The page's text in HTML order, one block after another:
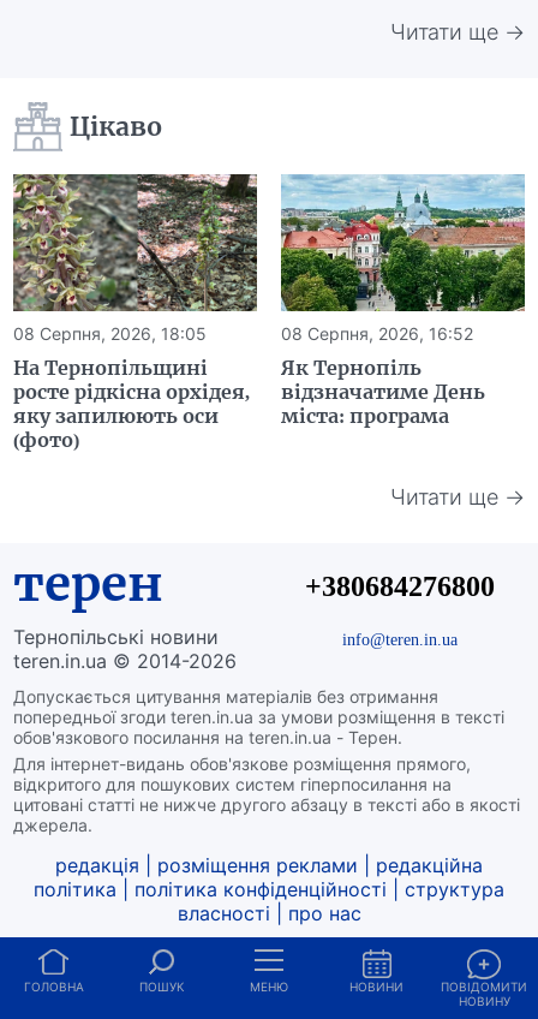
Читати ще →
Цікаво
08 Серпня, 2026, 18:05
На Тернопільщині
росте рідкісна орхідея,
яку запилюють оси
(фото)
08 Серпня, 2026, 16:52
Як Тернопіль
відзначатиме День
міста: програма
Читати ще →
терен
Тернопільські новини
teren.in.ua © 2014-2026
Допускається цитування матеріалів без отримання
попередньої згоди teren.in.ua за умови розміщення в тексті
обов'язкового посилання на teren.in.ua - Терен.
Для інтернет-видань обов'язкове розміщення прямого,
відкритого для пошукових систем гіперпосилання на
цитовані статті не нижче другого абзацу в тексті або в якості
джерела.
+380684276800
info@teren.in.ua
редакція розміщення реклами
редакційна
політика
політика конфіденційності
структура
власності
про нас
ГОЛОВНА ПОШУК МЕНЮ НОВИНИ
ПОВІДОМИТИ
НОВИНУ